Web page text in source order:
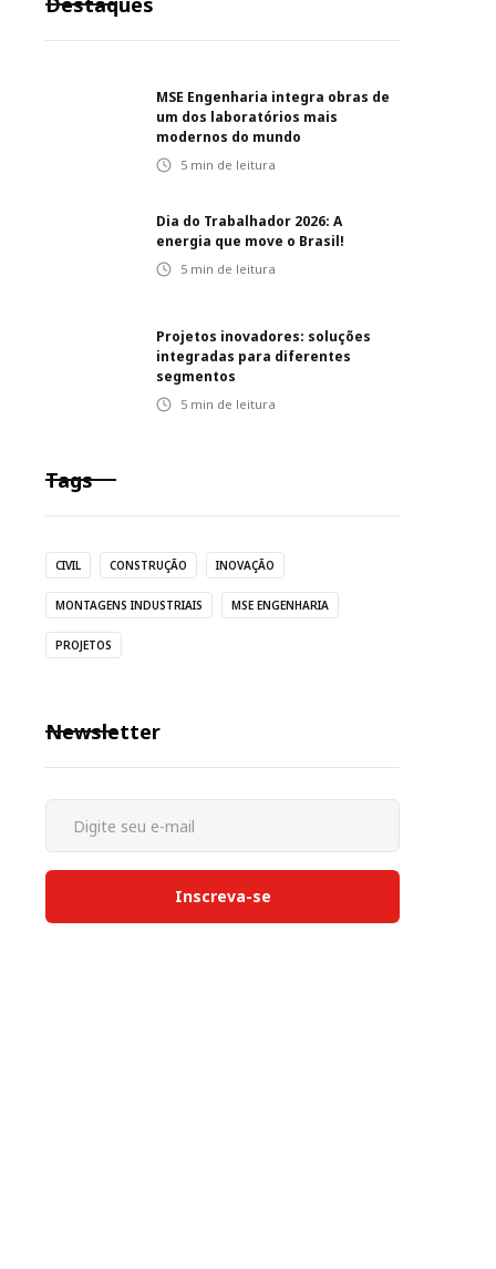
MSE Engenharia integra obras de
um dos laboratórios mais
modernos do mundo
5 min de leitura
Dia do Trabalhador 2026: A
energia que move o Brasil!
5 min de leitura
Projetos inovadores: soluções
integradas para diferentes
segmentos
5 min de leitura
Tags
CIVIL CONSTRUÇÃO INOVAÇÃO
MONTAGENS INDUSTRIAIS MSE ENGENHARIA
PROJETOS
Newsletter